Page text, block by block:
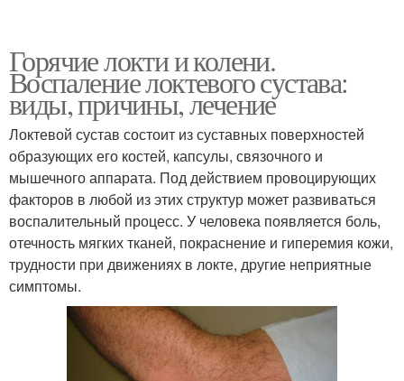
Горячие локти и колени.
Воспаление локтевого сустава:
виды, причины, лечение
Локтевой сустав состоит из суставных поверхностей
образующих его костей, капсулы, связочного и
мышечного аппарата. Под действием провоцирующих
факторов в любой из этих структур может развиваться
воспалительный процесс. У человека появляется боль,
отечность мягких тканей, покраснение и гиперемия кожи,
трудности при движениях в локте, другие неприятные
симптомы.